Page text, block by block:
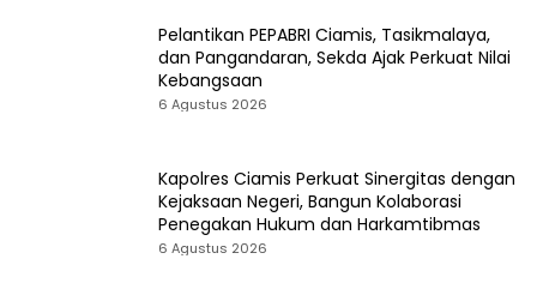
Pelantikan PEPABRI Ciamis, Tasikmalaya,
dan Pangandaran, Sekda Ajak Perkuat Nilai
Kebangsaan
6 Agustus 2026
Kapolres Ciamis Perkuat Sinergitas dengan
Kejaksaan Negeri, Bangun Kolaborasi
Penegakan Hukum dan Harkamtibmas
6 Agustus 2026